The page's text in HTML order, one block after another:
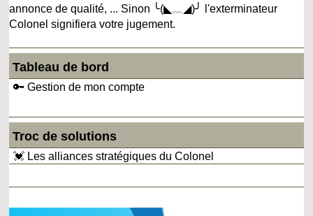
annonce de qualité, ... Sinon ╰(◣﹏◢)╯ l'exterminateur
Colonel signifiera votre jugement.
Tableau de bord
🔑 Gestion de mon compte
Troc de solutions
💓 Les alliances stratégiques du Colonel